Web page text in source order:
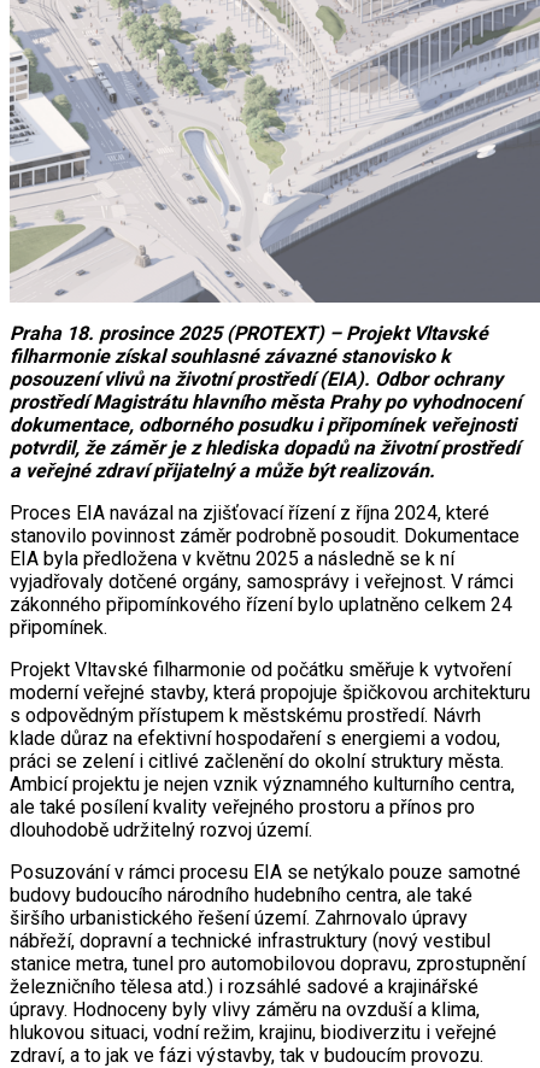
Praha 18. prosince 2025 (PROTEXT) – Projekt Vltavské
filharmonie získal souhlasné závazné stanovisko k
posouzení vlivů na životní prostředí (EIA). Odbor ochrany
prostředí Magistrátu hlavního města Prahy po vyhodnocení
dokumentace, odborného posudku i připomínek veřejnosti
potvrdil, že záměr je z hlediska dopadů na životní prostředí
a veřejné zdraví přijatelný a může být realizován.
Proces EIA navázal na zjišťovací řízení z října 2024, které
stanovilo povinnost záměr podrobně posoudit. Dokumentace
EIA byla předložena v květnu 2025 a následně se k ní
vyjadřovaly dotčené orgány, samosprávy i veřejnost. V rámci
zákonného připomínkového řízení bylo uplatněno celkem 24
připomínek.
Projekt Vltavské filharmonie od počátku směřuje k vytvoření
moderní veřejné stavby, která propojuje špičkovou architekturu
s odpovědným přístupem k městskému prostředí. Návrh
klade důraz na efektivní hospodaření s energiemi a vodou,
práci se zelení i citlivé začlenění do okolní struktury města.
Ambicí projektu je nejen vznik významného kulturního centra,
ale také posílení kvality veřejného prostoru a přínos pro
dlouhodobě udržitelný rozvoj území.
Posuzování v rámci procesu EIA se netýkalo pouze samotné
budovy budoucího národního hudebního centra, ale také
širšího urbanistického řešení území. Zahrnovalo úpravy
nábřeží, dopravní a technické infrastruktury (nový vestibul
stanice metra, tunel pro automobilovou dopravu, zprostupnění
železničního tělesa atd.) i rozsáhlé sadové a krajinářské
úpravy. Hodnoceny byly vlivy záměru na ovzduší a klima,
hlukovou situaci, vodní režim, krajinu, biodiverzitu i veřejné
zdraví, a to jak ve fázi výstavby, tak v budoucím provozu.